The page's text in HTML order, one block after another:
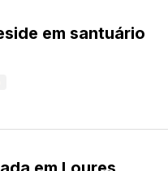
em santuário